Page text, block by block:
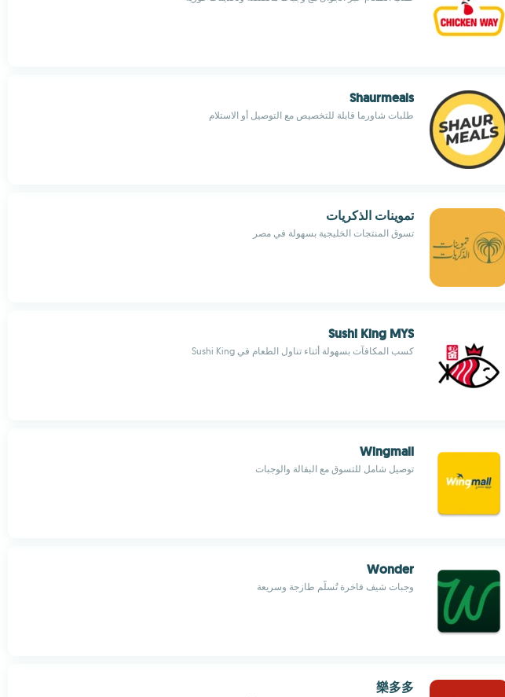
Shaurmeals
طلبات شاورما قابلة للتخصيص مع التوصيل أو الاستلام
تموينات الذكريات
تسوق المنتجات الخليجية بسهولة في مصر
Sushi King MYS
كسب المكافآت بسهولة أثناء تناول الطعام في Sushi King
Wingmall
توصيل شامل للتسوق مع البقالة والوجبات
Wonder
وجبات شيف فاخرة تُسلّم طازجة وسريعة
樂多多